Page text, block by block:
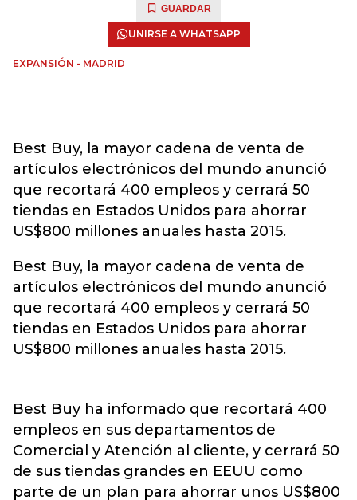
GUARDAR
UNIRSE A WHATSAPP
EXPANSIÓN - MADRID
Best Buy, la mayor cadena de venta de
artículos electrónicos del mundo anunció
que recortará 400 empleos y cerrará 50
tiendas en Estados Unidos para ahorrar
US$800 millones anuales hasta 2015.
Best Buy, la mayor cadena de venta de
artículos electrónicos del mundo anunció
que recortará 400 empleos y cerrará 50
tiendas en Estados Unidos para ahorrar
US$800 millones anuales hasta 2015.
Best Buy ha informado que recortará 400
empleos en sus departamentos de
Comercial y Atención al cliente, y cerrará 50
de sus tiendas grandes en EEUU como
parte de un plan para ahorrar unos US$800